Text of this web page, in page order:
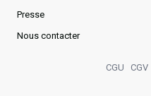
Presse
Nous contacter
CGU CGV